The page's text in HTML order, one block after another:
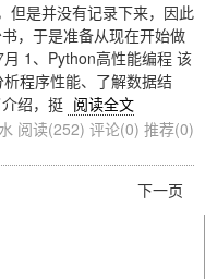
但是并没有记录下来，因此
，于是准备从现在开始做
1、Python高性能编程 该
程序性能、了解数据结
绍，挺 阅读全文
阅读(252) 评论(0) 推荐(0)
下一页